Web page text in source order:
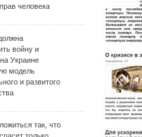
человека
войну и
Украине
модель
и развитого
так, что